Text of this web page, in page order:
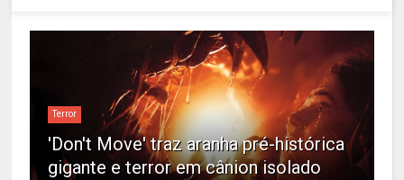
Terror
'Don't Move' traz aranha pré-histórica
gigante e terror em cânion isolado